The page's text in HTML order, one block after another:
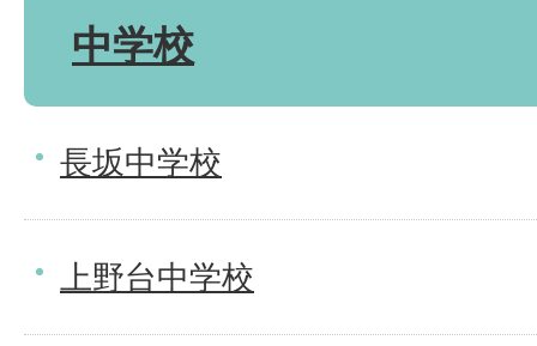
中学校
長坂中学校
上野台中学校